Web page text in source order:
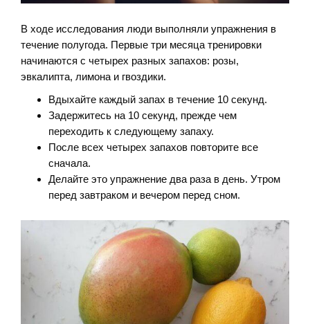
В ходе исследования люди выполняли упражнения в
течение полугода. Первые три месяца тренировки
начинаются с четырех разных запахов: розы,
эвкалипта, лимона и гвоздики.
Вдыхайте каждый запах в течение 10 секунд.
Задержитесь на 10 секунд, прежде чем
переходить к следующему запаху.
После всех четырех запахов повторите все
сначала.
Делайте это упражнение два раза в день. Утром
перед завтраком и вечером перед сном.